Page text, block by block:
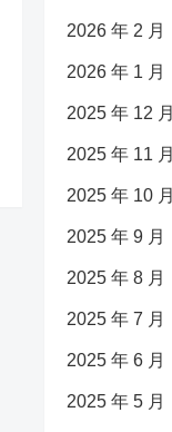
2026 年 2 月
2026 年 1 月
2025 年 12 月
2025 年 11 月
2025 年 10 月
2025 年 9 月
2025 年 8 月
2025 年 7 月
2025 年 6 月
2025 年 5 月